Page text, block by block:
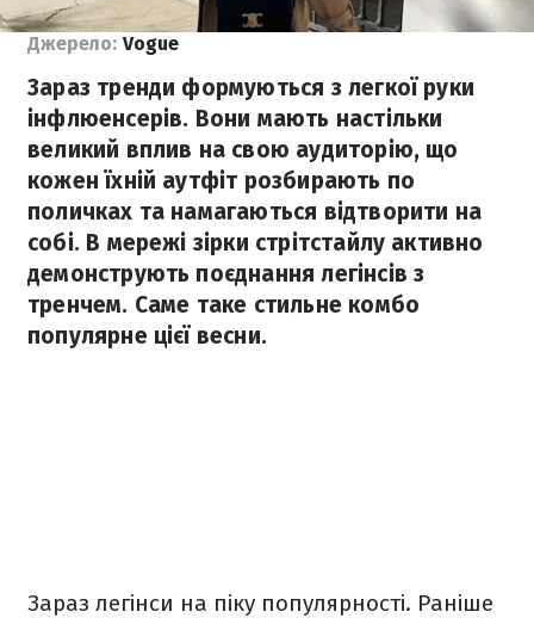
Джерело: Vogue
Зараз тренди формуються з легкої руки
інфлюенсерів. Вони мають настільки
великий вплив на свою аудиторію, що
кожен їхній аутфіт розбирають по
поличках та намагаються відтворити на
собі. В мережі зірки стрітстайлу активно
демонструють поєднання легінсів з
тренчем. Саме таке стильне комбо
популярне цієї весни.
Зараз легінси на піку популярності. Раніше